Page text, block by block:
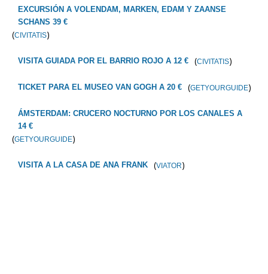
EXCURSIÓN A VOLENDAM, MARKEN, EDAM Y ZAANSE
SCHANS 39 €
(CIVITATIS)
VISITA GUIADA POR EL BARRIO ROJO A 12 € (CIVITATIS)
TICKET PARA EL MUSEO VAN GOGH A 20 € (GETYOURGUIDE)
ÁMSTERDAM: CRUCERO NOCTURNO POR LOS CANALES A
14 €
(GETYOURGUIDE)
VISITA A LA CASA DE ANA FRANK (VIATOR)